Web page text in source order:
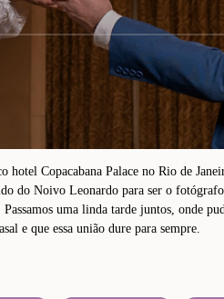
Copacabana Palace no Rio de
do Noivo Leonardo para ser o
uma linda tarde juntos, onde
e que essa união dure para sempre.